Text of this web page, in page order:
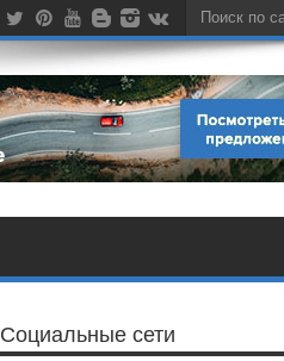
Социальные сети